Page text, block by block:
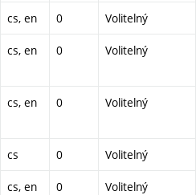
cs, en 0 Volitelný
cs, en 0 Volitelný
cs, en 0 Volitelný
cs 0 Volitelný
cs, en 0 Volitelný